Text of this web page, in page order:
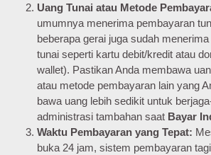
Uang Tunai atau Metode
umumnya menerima pembayaran
beberapa gerai juga sudah
tunai seperti kartu debit/kredit atau
wallet). Pastikan Anda membawa
atau metode pembayaran lain yang
bawa uang lebih sedikit untuk
administrasi tambahan saat Bayar
Waktu Pembayaran yang Tepat:
buka 24 jam, sistem pembayaran